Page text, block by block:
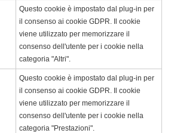
Questo cookie è impostato dal plug-in per
il consenso ai cookie GDPR. Il cookie
viene utilizzato per memorizzare il
consenso dell'utente per i cookie nella
categoria "Altri".
Questo cookie è impostato dal plug-in per
il consenso ai cookie GDPR. Il cookie
viene utilizzato per memorizzare il
consenso dell'utente per i cookie nella
categoria "Prestazioni".